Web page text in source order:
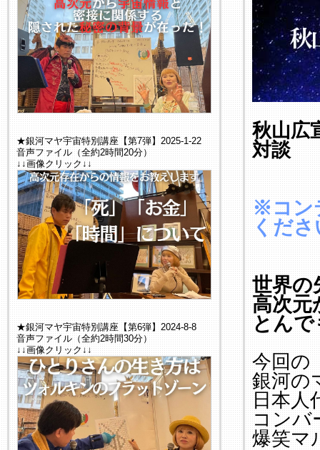
★銀河マヤ宇宙特別講座【第7弾】2025-1-22
音声ファイル（全約2時間20分）
↓↓画像クリック↓↓
★銀河マヤ宇宙特別講座【第6弾】2024-8-8
音声ファイル（全約2時間30分）
↓↓画像クリック↓↓
秋山広
対談
※コン
くださ
世界の
高次元
とん
今回の
銀河の
日本人
コンバ
爆笑マ